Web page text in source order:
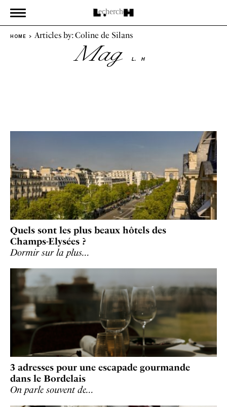
HOME Articles by: Coline de Silans
Mag L. H
Quels sont les plus beaux hôtels des
Champs-Elysées ?
Dormir sur la plus…
3 adresses pour une escapade gourmande
dans le Bordelais
On parle souvent de…